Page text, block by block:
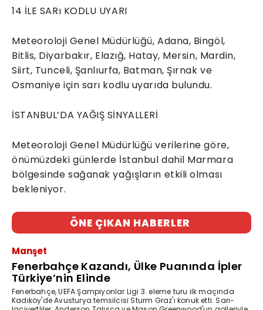
14 İLE SARı KODLU UYARI
Meteoroloji Genel Müdürlüğü, Adana, Bingöl,
Bitlis, Diyarbakır, Elazığ, Hatay, Mersin, Mardin,
Siirt, Tunceli, Şanlıurfa, Batman, Şırnak ve
Osmaniye için sarı kodlu uyarıda bulundu.
İSTANBUL’DA YAĞIŞ SİNYALLERİ
Meteoroloji Genel Müdürlüğü verilerine göre,
önümüzdeki günlerde İstanbul dahil Marmara
bölgesinde sağanak yağışların etkili olması
bekleniyor.
ÖNE ÇIKAN HABERLER
Manşet
Fenerbahçe Kazandı, Ülke Puanında İpler
Türkiye’nin Elinde
Fenerbahçe, UEFA Şampiyonlar Ligi 3. eleme turu ilk maçında
Kadıköy'de Avusturya temsilcisi Sturm Graz'ı konuk etti. Sarı-